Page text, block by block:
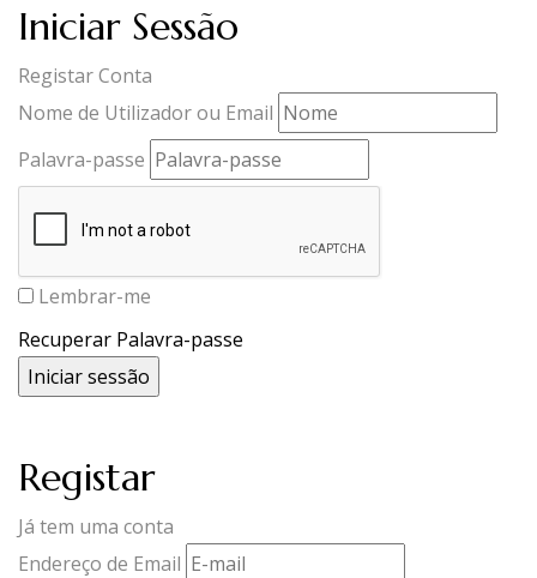
Iniciar Sessão
Registar Conta
Nome de Utilizador ou Email
Palavra-passe
Lembrar-me
Recuperar Palavra-passe
Registar
Já tem uma conta
Endereço de Email